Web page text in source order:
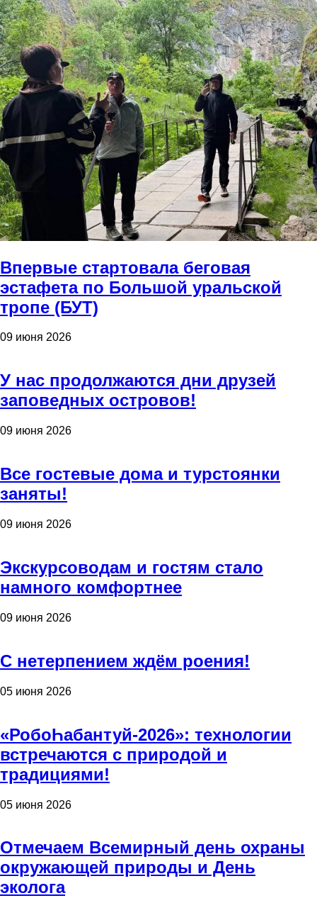
Впервые стартовала беговая
эстафета по Большой уральской
тропе (БУТ)
09 июня 2026
У нас продолжаются дни друзей
заповедных островов!
09 июня 2026
Все гостевые дома и турстоянки
заняты!
09 июня 2026
Экскурсоводам и гостям стало
намного комфортнее
09 июня 2026
С нетерпением ждём роения!
05 июня 2026
«РобоҺабантуй-2026»: технологии
встречаются с природой и
традициями!
05 июня 2026
Отмечаем Всемирный день охраны
окружающей природы и День
эколога